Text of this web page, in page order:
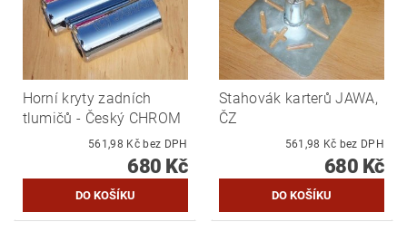
Horní kryty zadních
tlumičů - Český CHROM
561,98 Kč bez DPH
680 Kč
Stahovák karterů JAWA,
ČZ
561,98 Kč bez DPH
680 Kč